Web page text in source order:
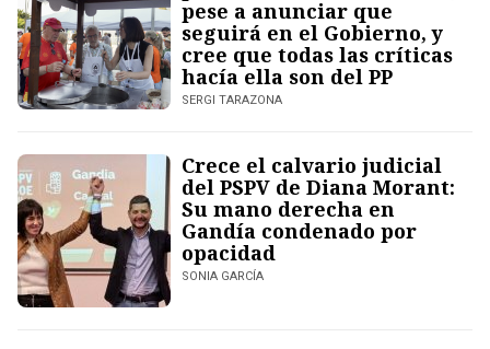
pese a anunciar que
seguirá en el Gobierno, y
cree que todas las críticas
hacía ella son del PP
SERGI TARAZONA
Crece el calvario judicial
del PSPV de Diana Morant:
Su mano derecha en
Gandía condenado por
opacidad
SONIA GARCÍA